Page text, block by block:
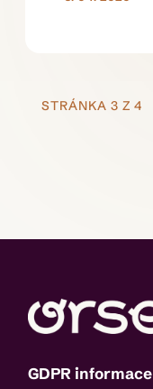
STRÁNKA 3 Z 4
GDPR informace